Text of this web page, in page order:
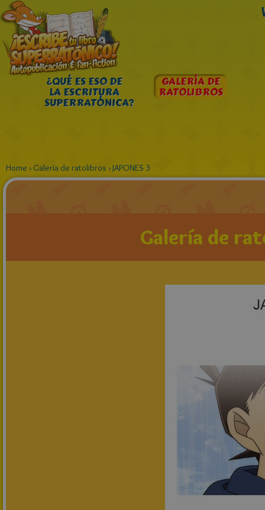
¿QUÉ ES ESO DE
LA ESCRITURA
SUPERRATÓNICA?
GALERÍA DE
RATOLIBROS
Home › Galería de ratolibros ›JAPONES 3
Galería de